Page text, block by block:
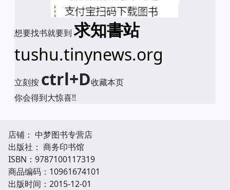
想要找书就要到求知書站
tushu.tinynews.org
立刻按 ctrl+D收藏本页
你会得到大惊喜!!
店铺： 中梦图书专营店
出版社： 商务印书馆
ISBN：9787100117319
商品编码：10961674101
出版时间：2015-12-01